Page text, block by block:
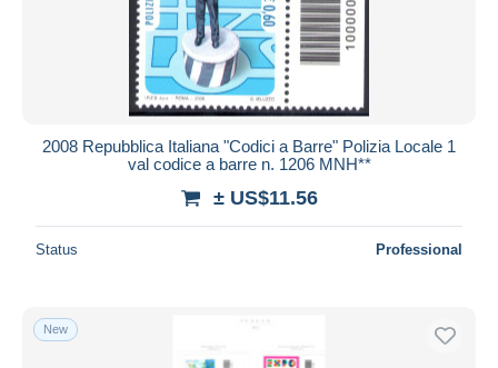
2008 Repubblica Italiana "Codici a Barre" Polizia Locale 1
val codice a barre n. 1206 MNH**
± US$11.56
Status Professional
New